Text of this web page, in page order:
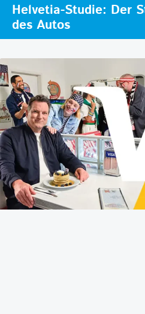
Helvetia-Studie: Der
des Autos